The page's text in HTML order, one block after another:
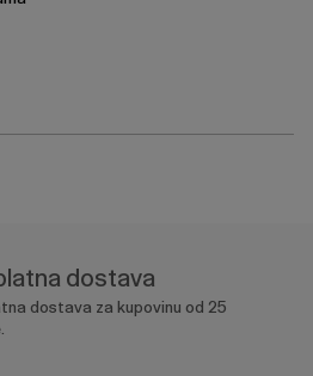
dostava
dostava za kupovinu od 25